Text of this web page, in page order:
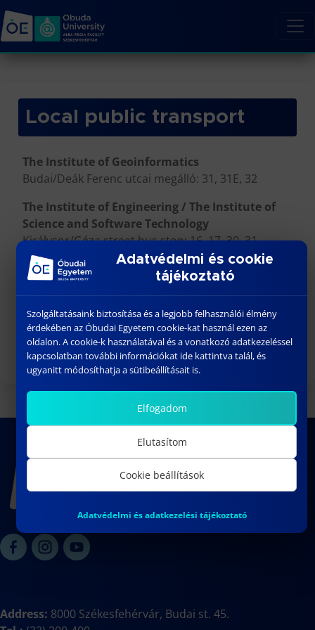
Local public transport
The Institute of Geoinformatics
Budai/Deák Ferenc utcai megálló: 31, 31E, 32
The Institute of Engineering / The Institute of
Science and Software Technology
Királysor/Géza street bus stop: 16, 17, 30, 31
Királysor/Budai street bus stop: 14, 22, 23, 23E, 31E
For more information on Székesfehérvár public
Intercity bus stop: e.g.: to/from Budapest –
Királysor/Budai street stop
Address: 8000 Székesfehérvár, Budai st. 45.
Adatvédelmi és cookie
tájékoztató
Szolgáltatásaink biztosítása és a legjobb felhasználói élmény
érdekében az Óbudai Egyetem cookie-kat használ ezen az
oldalon. A cookie-k használatával és a vonatkozó adatkezeléssel
kapcsolatban további információkat ide kattintva talál, és
ugyanitt módosíthatja a sütibeállításait is.
Elfogadom
Elutasítom
Cookie beállítások
Adatvédelmi és adatkezelési tájékoztató